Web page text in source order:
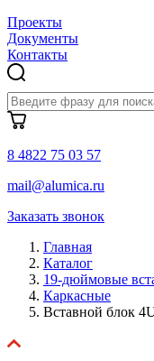
Проекты
Документы
Контакты
8 4822 75 03 57
mail@alumica.ru
Заказать звонок
Главная
Каталог
19-дюймовые
Каркасные
Вставной блок